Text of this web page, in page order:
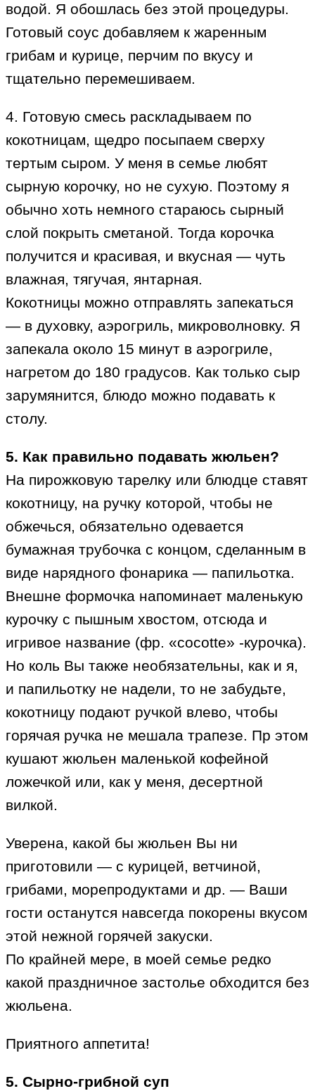
водой. Я обошлась без этой процедуры.
Готовый соус добавляем к жаренным
грибам и курице, перчим по вкусу и
тщательно перемешиваем.
4. Готовую смесь раскладываем по
кокотницам, щедро посыпаем сверху
тертым сыром. У меня в семье любят
сырную корочку, но не сухую. Поэтому я
обычно хоть немного стараюсь сырный
слой покрыть сметаной. Тогда корочка
получится и красивая, и вкусная — чуть
влажная, тягучая, янтарная.
Кокотницы можно отправлять запекаться
— в духовку, аэрогриль, микроволновку. Я
запекала около 15 минут в аэрогриле,
нагретом до 180 градусов. Как только сыр
зарумянится, блюдо можно подавать к
столу.
5. Как правильно подавать жюльен?
На пирожковую тарелку или блюдце ставят
кокотницу, на ручку которой, чтобы не
обжечься, обязательно одевается
бумажная трубочка с концом, сделанным в
виде нарядного фонарика — папильотка.
Внешне формочка напоминает маленькую
курочку с пышным хвостом, отсюда и
игривое название (фр. «cocotte» -курочка).
Но коль Вы также необязательны, как и я,
и папильотку не надели, то не забудьте,
кокотницу подают ручкой влево, чтобы
горячая ручка не мешала трапезе. Пр этом
кушают жюльен маленькой кофейной
ложечкой или, как у меня, десертной
вилкой.
Уверена, какой бы жюльен Вы ни
приготовили — с курицей, ветчиной,
грибами, морепродуктами и др. — Ваши
гости останутся навсегда покорены вкусом
этой нежной горячей закуски.
По крайней мере, в моей семье редко
какой праздничное застолье обходится без
жюльена.
Приятного аппетита!
5. Сырно-грибной суп